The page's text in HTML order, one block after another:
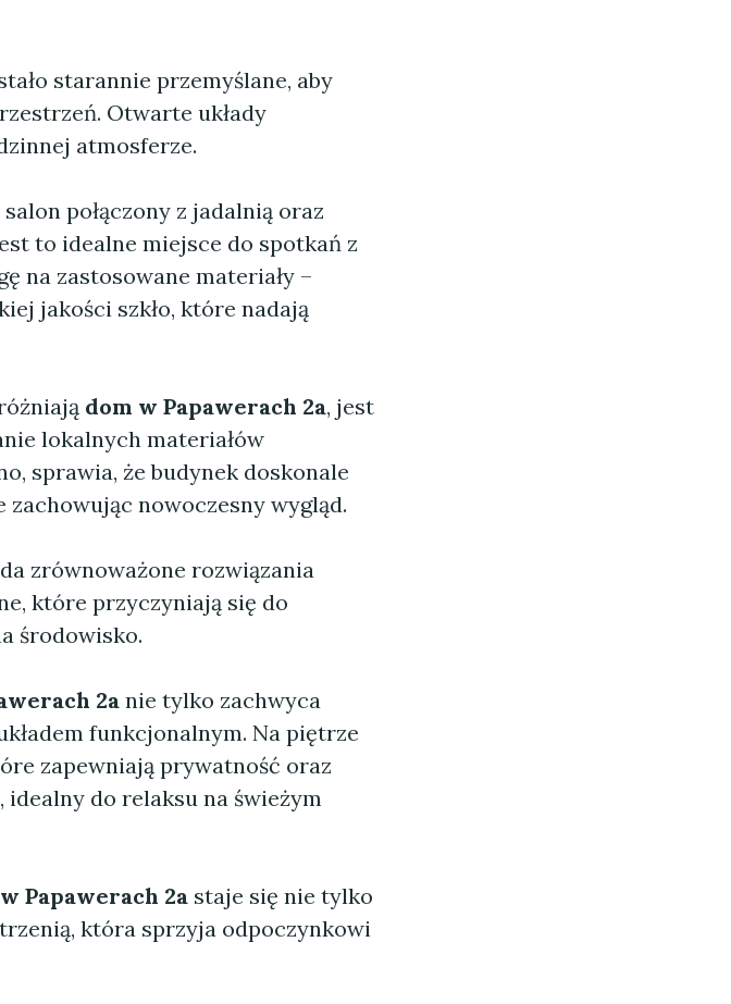
starannie przemyślane, aby
Otwarte układy
atmosferze.
połączony z jadalnią oraz
to idealne miejsce do spotkań z
na zastosowane materiały –
jakości szkło, które nadają
dom w Papawerach 2a, jest
lokalnych materiałów
sprawia, że budynek doskonale
nowoczesny wygląd.
zrównoważone rozwiązania
które przyczyniają się do
środowisko.
2anie tylko zachwyca
funkcjonalnym. Na piętrze
zapewniają prywatność oraz
do relaksu na świeżym
Papawerach 2a staje się nie tylko
która sprzyja odpoczynkowi